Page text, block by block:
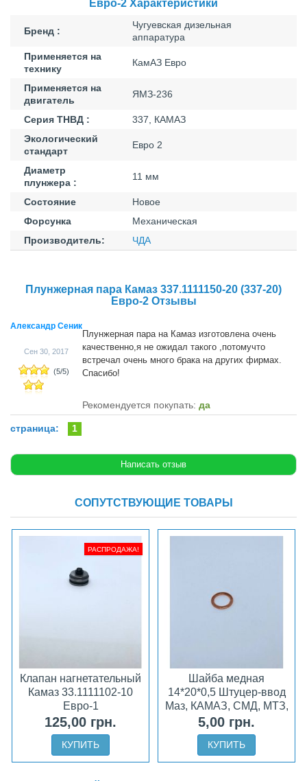
Евро-2 Характеристики
Бренд :
Чугуевская дизельная
аппаратура
Применяется на
технику
КамАЗ Евро
Применяется на
двигатель
ЯМЗ-236
Серия ТНВД :
337, КАМАЗ
Экологический
стандарт
Евро 2
Диаметр
плунжера :
11 мм
Состояние
Новое
Форсунка
Механическая
Производитель:
ЧДА
Плунжерная пара Камаз 337.1111150-20 (337-20)
Евро-2 Отзывы
Александр Сеник
Сен 30, 2017
(5/5)
Плунжерная пара на Камаз изготовлена очень
качественно,я не ожидал такого ,потомучто
встречал очень много брака на других фирмах.
Спасибо!
Рекомендуется покупать: да
страница: 1
СОПУТСТВУЮЩИЕ ТОВАРЫ
РАСПРОДАЖА!
Клапан нагнетательный
Камаз 33.1111102-10
Евро-1
125,00 грн.
КУПИТЬ
Шайба медная
14*20*0,5 Штуцер-ввод
Маз, КАМАЗ, СМД, МТЗ,
ЮМЗ
5,00 грн.
КУПИТЬ